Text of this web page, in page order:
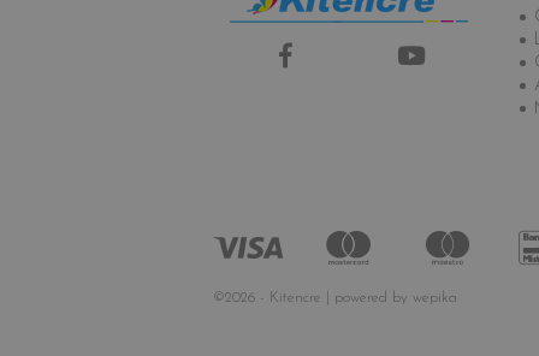
©2026 - Kitencre | powered by wepika